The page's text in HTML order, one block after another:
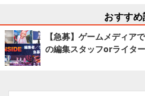
おすすめ
【急募】ゲームメディア
の編集スタッフorライタ